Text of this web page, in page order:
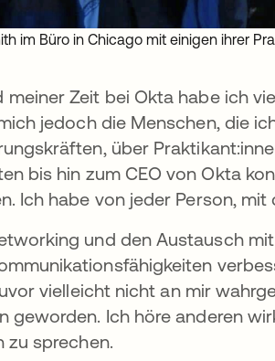
im Büro in Chicago mit einigen ihrer
meiner Zeit bei Okta habe ich
jedoch die Menschen, die
über
bis hin zum CEO von Okta
Ich habe von jeder Person,
und den Austausch
vielleicht nicht an mir
geworden. Ich höre anderen
zu sprechen.